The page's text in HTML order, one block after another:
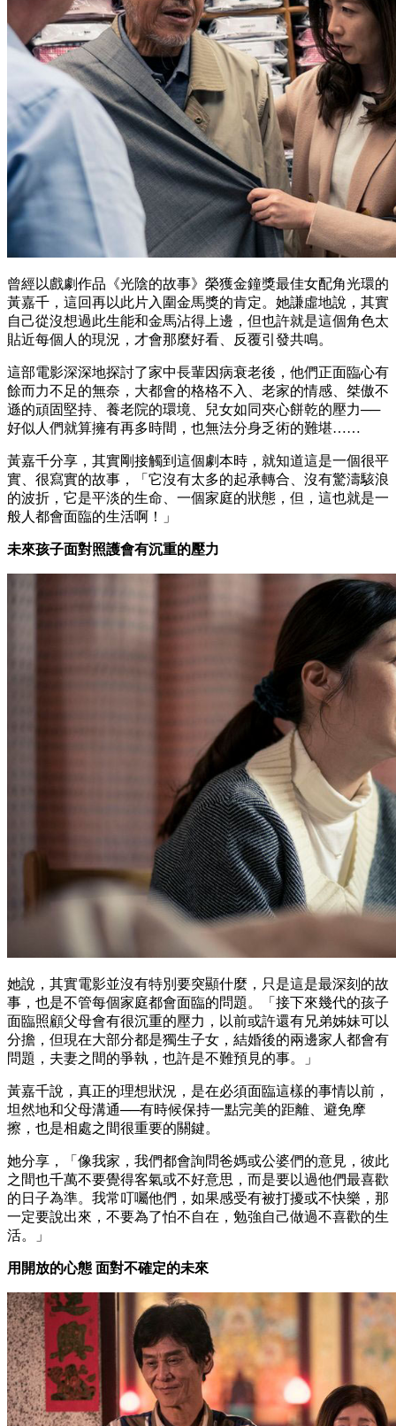
曾經以戲劇作品《光陰的故事》榮獲金鐘獎最佳女配角光環的
黃嘉千，這回再以此片入圍金馬獎的肯定。她謙虛地說，其實
自己從沒想過此生能和金馬沾得上邊，但也許就是這個角色太
貼近每個人的現況，才會那麼好看、反覆引發共鳴。
這部電影深深地探討了家中長輩因病衰老後，他們正面臨心有
餘而力不足的無奈，大都會的格格不入、老家的情感、桀傲不
遜的頑固堅持、養老院的環境、兒女如同夾心餅乾的壓力──
好似人們就算擁有再多時間，也無法分身乏術的難堪……
黃嘉千分享，其實剛接觸到這個劇本時，就知道這是一個很平
實、很寫實的故事，「它沒有太多的起承轉合、沒有驚濤駭浪
的波折，它是平淡的生命、一個家庭的狀態，但，這也就是一
般人都會面臨的生活啊！」
未來孩子面對照護會有沉重的壓力
她說，其實電影並沒有特別要突顯什麼，只是這是最深刻的故
事，也是不管每個家庭都會面臨的問題。「接下來幾代的孩子
面臨照顧父母會有很沉重的壓力，以前或許還有兄弟姊妹可以
分擔，但現在大部分都是獨生子女，結婚後的兩邊家人都會有
問題，夫妻之間的爭執，也許是不難預見的事。」
黃嘉千說，真正的理想狀況，是在必須面臨這樣的事情以前，
坦然地和父母溝通──有時候保持一點完美的距離、避免摩
擦，也是相處之間很重要的關鍵。
她分享，「像我家，我們都會詢問爸媽或公婆們的意見，彼此
之間也千萬不要覺得客氣或不好意思，而是要以過他們最喜歡
的日子為準。我常叮囑他們，如果感受有被打擾或不快樂，那
一定要說出來，不要為了怕不自在，勉強自己做過不喜歡的生
活。」
用開放的心態 面對不確定的未來